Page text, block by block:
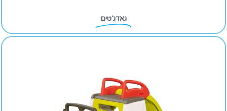
גאדג'טים